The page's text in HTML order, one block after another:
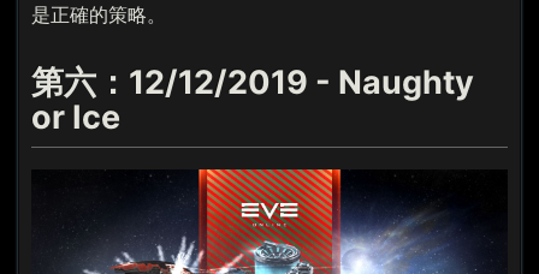
是正確的策略。
第六：12/12/2019 - Naughty
or Ice